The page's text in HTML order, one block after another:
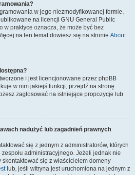
w jego niezmodyfikowanej formie,
na licencji GNU General Public
w praktyce oznacza, że może być bez
na ten temat dowiesz się na stronie About
i jest licencjonowane przez phpBB
w nim jakiejś funkcji, przejdź na stronę
zagłosować na istniejące propozycje lub
nadużyć lub zagadnień prawnych
się z jednym z administratorów, których
administracyjnego. Jeżeli jednak nie
się z właścicielem domeny –
lub, jeśli witryna jest uruchomiona na jednym z